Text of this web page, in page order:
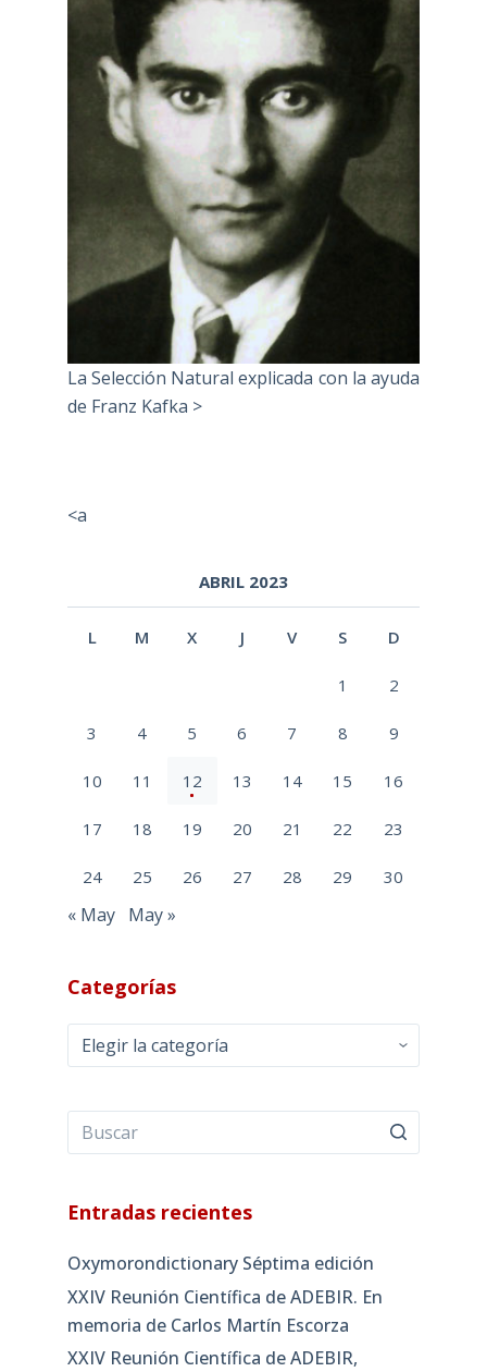
La Selección Natural explicada con la ayuda
de Franz Kafka >
<a
ABRIL 2023
L M X J V S D
1 2
3 4 5 6 7 8 9
10 11 12 13 14 15 16
17 18 19 20 21 22 23
24 25 26 27 28 29 30
« May May »
Categorías
Categorías
Entradas recientes
Oxymorondictionary Séptima edición
XXIV Reunión Científica de ADEBIR. En
memoria de Carlos Martín Escorza
XXIV Reunión Científica de ADEBIR,